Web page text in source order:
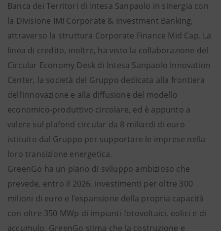
Banca dei Territori di Intesa Sanpaolo in sinergia con
la Divisione IMI Corporate & Investment Banking,
attraverso la struttura Corporate Finance Mid Cap. La
linea di credito, inoltre, ha visto la collaborazione del
Circular Economy Desk di Intesa Sanpaolo Innovation
Center, la società del Gruppo dedicata alla frontiera
dell’innovazione e alla diffusione del modello
economico-produttivo circolare, ed è appunto a
valere sul plafond circular da 8 miliardi di euro
istituito dal Gruppo per supportare le imprese nella
loro transizione energetica.
GreenGo ha un piano di sviluppo ambizioso che
prevede, entro il 2026, investimenti per oltre 300
milioni di euro e l’espansione della propria capacità
con oltre 350 MWp di impianti fotovoltaici, eolici e di
accumulo. GreenGo stima che la costruzione e